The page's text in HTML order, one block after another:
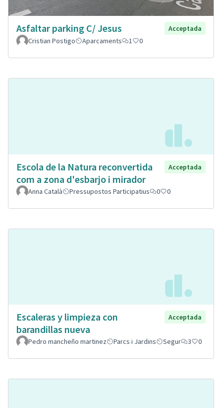
Asfaltar parking C/ Jesus
Acceptada
Cristian Postigo
Aparcaments 1 0
Escola de la Natura reconvertida
com a zona d'esbarjo i mirador
Acceptada
Anna Català Pressupostos Participatius 0 0
Escaleras y limpieza con
barandillas nueva
Acceptada
Pedro mancheño martinez Parcs i Jardins Segur 3 0